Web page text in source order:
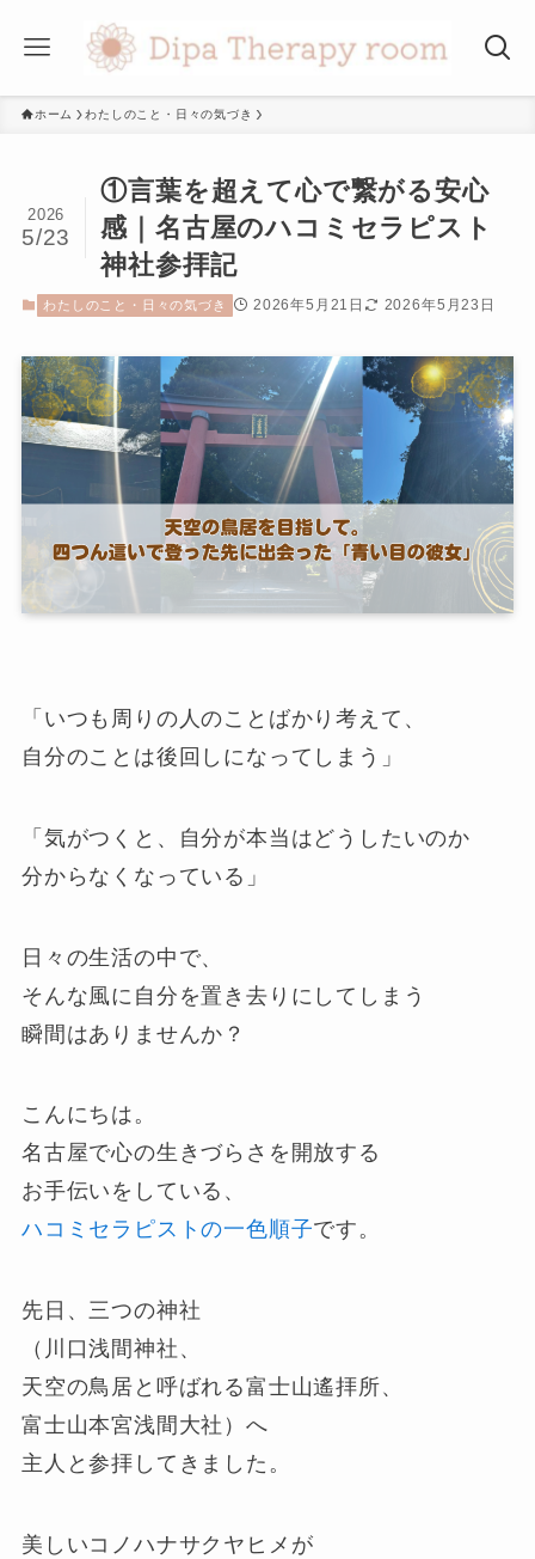
ホーム わたしのこと・日々の気づき
①言葉を超えて心で繋がる安心
感｜名古屋のハコミセラピスト
神社参拝記
2026
5/23
わたしのこと・日々の気づき 2026年5月21日 2026年5月23日
「いつも周りの人のことばかり考えて、
自分のことは後回しになってしまう」
「気がつくと、自分が本当はどうしたいのか
分からなくなっている」
日々の生活の中で、
そんな風に自分を置き去りにしてしまう
瞬間はありませんか？
こんにちは。
名古屋で心の生きづらさを開放する
お手伝いをしている、
ハコミセラピストの一色順子です。
先日、三つの神社
（川口浅間神社、
天空の鳥居と呼ばれる富士山遙拝所、
富士山本宮浅間大社）へ
主人と参拝してきました。
美しいコノハナサクヤヒメが